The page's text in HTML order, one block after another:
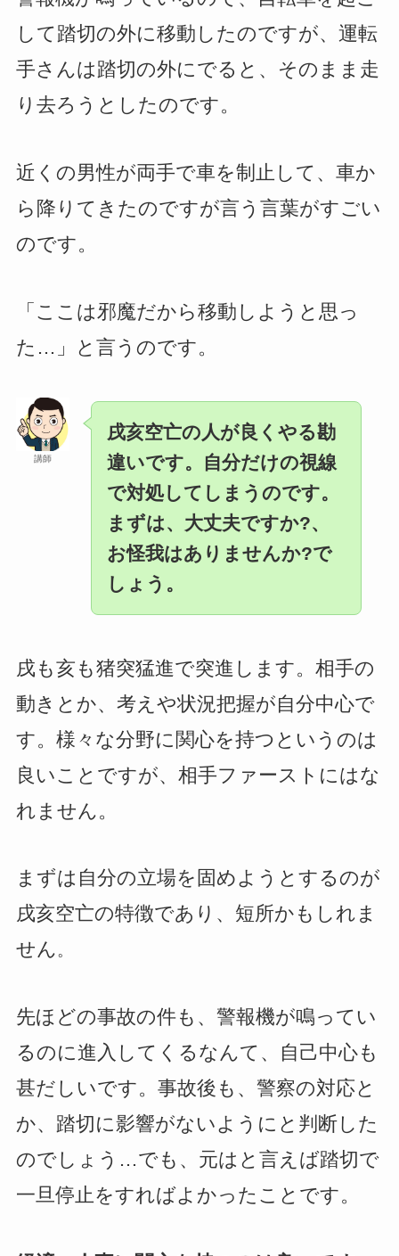
して踏切の外に移動したのですが、運転
手さんは踏切の外にでると、そのまま走
り去ろうとしたのです。
近くの男性が両手で車を制止して、車か
ら降りてきたのですが言う言葉がすごい
のです。
「ここは邪魔だから移動しようと思っ
た…」と言うのです。
講師
戌亥空亡の人が良くやる勘
違いです。自分だけの視線
で対処してしまうのです。
まずは、大丈夫ですか?、
お怪我はありませんか?で
しょう。
戌も亥も猪突猛進で突進します。相手の
動きとか、考えや状況把握が自分中心で
す。様々な分野に関心を持つというのは
良いことですが、相手ファーストにはな
れません。
まずは自分の立場を固めようとするのが
戌亥空亡の特徴であり、短所かもしれま
せん。
先ほどの事故の件も、警報機が鳴ってい
るのに進入してくるなんて、自己中心も
甚だしいです。事故後も、警察の対応と
か、踏切に影響がないようにと判断した
のでしょう…でも、元はと言えば踏切で
一旦停止をすればよかったことです。